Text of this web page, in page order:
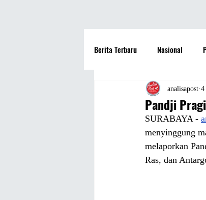
Berita Terbaru Nasional
Travel Seni
Film
Pandji
analisapost 4
SURABAYA -
menyinggung
melaporkan
Ras, dan